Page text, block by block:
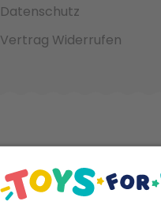
Datenschutz
Vertrag Widerrufen